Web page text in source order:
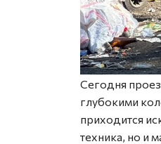
Сегодня
глубокими
приходится
техника, но и